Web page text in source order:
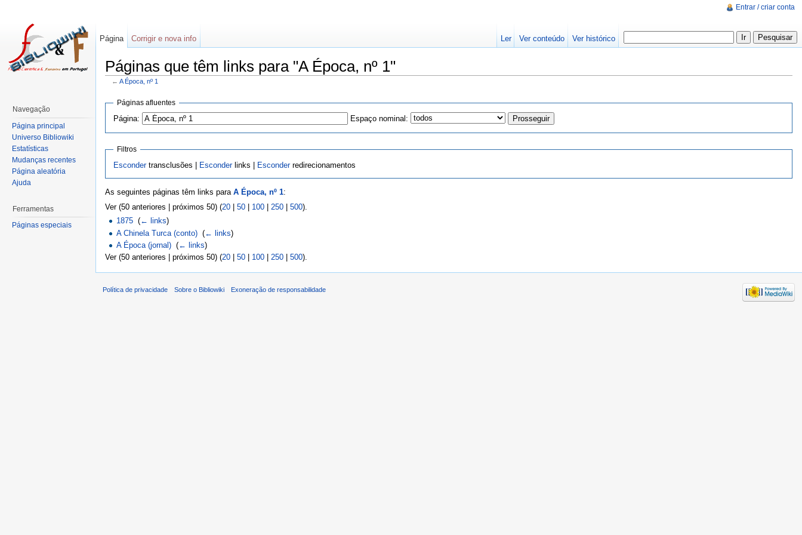
Páginas que têm links para "A Época, nº 1"
← A Época, nº 1
Páginas afluentes
Página: Espaço nominal:
Filtros
Escondertransclusões | Esconderlinks | Esconderredirecionamentos
As seguintes páginas têm links para A Época, nº 1:
Ver (50 anteriores | próximos 50) (20 50 100 250 500).
1875 ‎(← links)
A Chinela Turca (conto) ‎(← links)
A Época (jornal) ‎(← links)
Ver (50 anteriores | próximos 50) (20 50 100 250 500).
Entrar / criar conta
Página Corrigir e nova info Ler Ver conteúdo Ver histórico
Navegação
Página principal
Universo Bibliowiki
Estatísticas
Mudanças recentes
Página aleatória
Ajuda
Ferramentas
Páginas especiais
Política de privacidade Sobre o Bibliowiki Exoneração de responsabilidade